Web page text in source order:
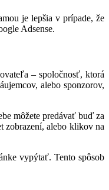
je lepšia v prípade, že
Adsense.
– spoločnosť, ktorá
alebo sponzorov,
môžete predávať buď za
zobrazení, alebo klikov na
vypýtať. Tento spôsob